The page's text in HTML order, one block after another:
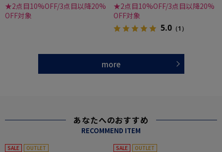
★2点目10%OFF/3点目以降20%
OFF対象
★2点目10%OFF/3点目以降20%
OFF対象
5.0 （1）
more
あなたへのおすすめ
RECOMMEND ITEM
SALE OUTLET SALE OUTLET